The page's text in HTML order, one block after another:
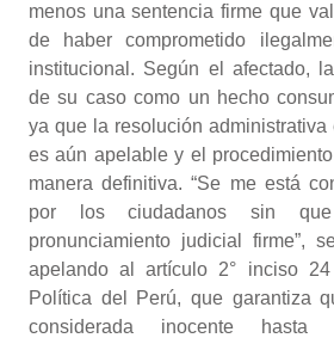
menos una sentencia firme que
de haber comprometido
institucional. Según el afectado,
de su caso como un hecho
ya que la resolución administrativa
es aún apelable y el
manera definitiva. “Se me está
por los ciudadanos sin
pronunciamiento judicial firme”,
apelando al artículo 2° inciso
Política del Perú, que garantiza
considerada inocente